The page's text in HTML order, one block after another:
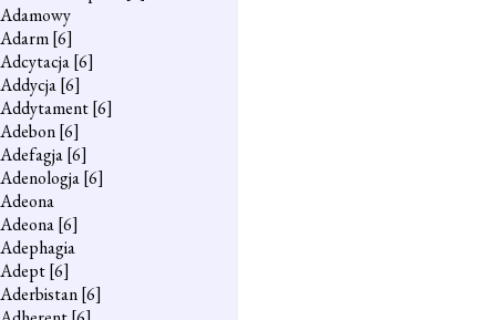
Adamowy
Adarm[6]
Adcytacja[6]
Addycja[6]
Addytament[6]
Adebon[6]
Adefagja[6]
Adenologja[6]
Adeona
Adeona[6]
Adephagia
Adept[6]
Aderbistan[6]